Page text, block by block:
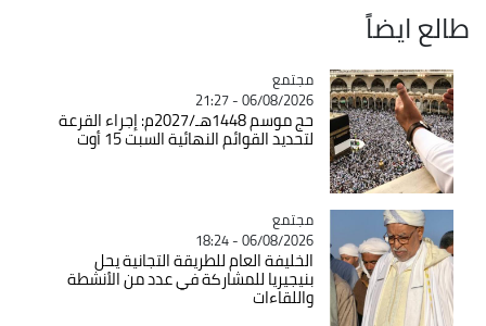
طالع ايضاً
Catégorie
مجتمع
06/08/2026 - 21:27
حج موسم 1448هـ/2027م: إجراء القرعة
لتحديد القوائم النهائية السبت 15 أوت
Catégorie
مجتمع
06/08/2026 - 18:24
الخليفة العام للطريقة التجانية يحل
بنيجيريا للمشاركة في عدد من الأنشطة
واللقاءات